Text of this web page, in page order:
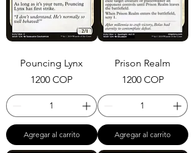
Pouncing Lynx
Precio
1200 COP
Agregar al carrito
Prison Realm
Precio
1200 COP
Agregar al carrito